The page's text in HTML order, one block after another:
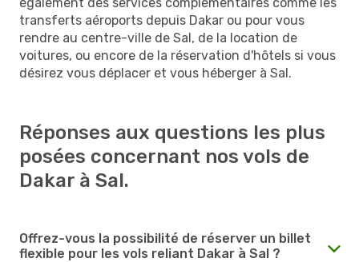
transferts aéroports depuis Dakar ou pour vous
rendre au centre-ville de Sal, de la location de
voitures, ou encore de la réservation d'hôtels si vous
désirez vous déplacer et vous héberger à Sal.
Réponses aux questions les plus
posées concernant nos vols de
Dakar à Sal.
Offrez-vous la possibilité de réserver un billet
flexible pour les vols reliant Dakar à Sal ?